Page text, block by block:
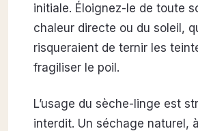
initiale. Éloignez-le de toute
chaleur directe ou du soleil,
risqueraient de ternir les
fragiliser le poil.
L’usage du sèche-linge est
interdit. Un séchage naturel,